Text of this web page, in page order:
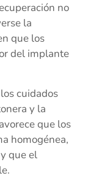
no
la
que los
del implante
cuidados
y la
que los
homogénea,
que el